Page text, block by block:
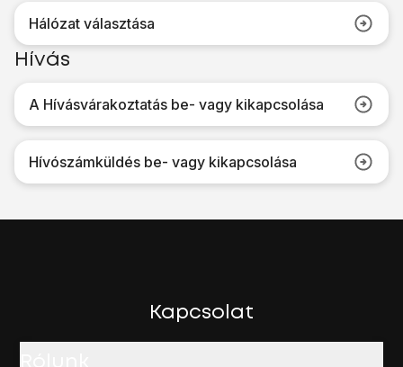
Hálózat választása
Hívás
A Hívásvárakoztatás be- vagy kikapcsolása
Hívószámküldés be- vagy kikapcsolása
Kapcsolat